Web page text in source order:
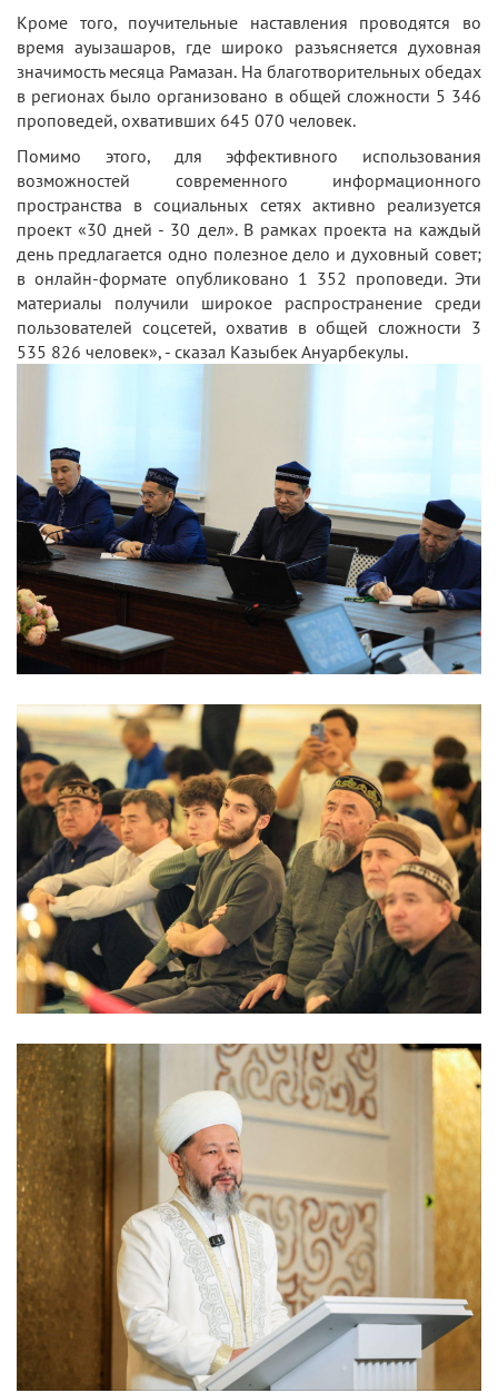
Кроме того, поучительные наставления проводятся во
время ауызашаров, где широко разъясняется духовная
значимость месяца Рамазан. На благотворительных обедах
в регионах было организовано в общей сложности 5 346
проповедей, охвативших 645 070 человек.
Помимо этого, для эффективного использования
возможностей современного информационного
пространства в социальных сетях активно реализуется
проект «30 дней - 30 дел». В рамках проекта на каждый
день предлагается одно полезное дело и духовный совет;
в онлайн-формате опубликовано 1 352 проповеди. Эти
материалы получили широкое распространение среди
пользователей соцсетей, охватив в общей сложности 3
535 826 человек», - сказал Казыбек Ануарбекулы.